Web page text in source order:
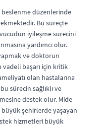
beslenme düzenlerinde
Bu süreçte
iyileşme sürecini
yardımcı olur.
ve doktorun
başarı için kritik
olan hastalarına
sürecin sağlıklı ve
destek olur. Mide
şehirlerde yaşayan
hizmetleri büyük